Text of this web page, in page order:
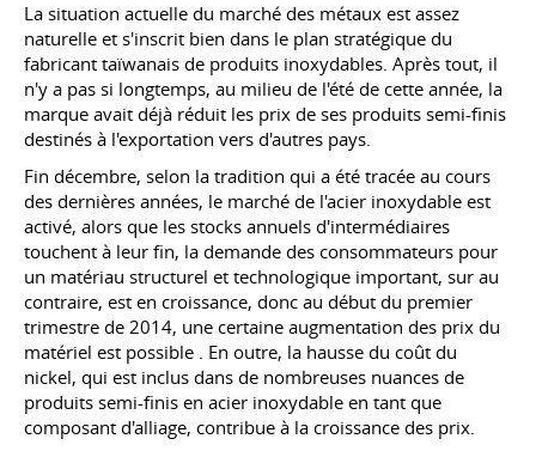
La situation actuelle du marché des métaux est assez
naturelle et s'inscrit bien dans le plan stratégique du
fabricant taïwanais de produits inoxydables. Après tout, il
n'y a pas si longtemps, au milieu de l'été de cette année, la
marque avait déjà réduit les prix de ses produits semi-finis
destinés à l'exportation vers d'autres pays.
Fin décembre, selon la tradition qui a été tracée au cours
des dernières années, le marché de l'acier inoxydable est
activé, alors que les stocks annuels d'intermédiaires
touchent à leur fin, la demande des consommateurs pour
un matériau structurel et technologique important, sur au
contraire, est en croissance, donc au début du premier
trimestre de 2014, une certaine augmentation des prix du
matériel est possible . En outre, la hausse du coût du
nickel, qui est inclus dans de nombreuses nuances de
produits semi-finis en acier inoxydable en tant que
composant d'alliage, contribue à la croissance des prix.